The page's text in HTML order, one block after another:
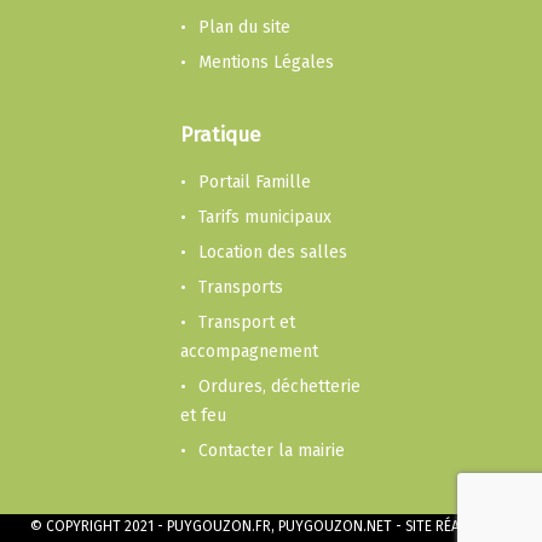
Plan du site
Mentions Légales
Pratique
Portail Famille
Tarifs municipaux
Location des salles
Transports
Transport et
accompagnement
Ordures, déchetterie
et feu
Contacter la mairie
© COPYRIGHT 2021 - PUYGOUZON.FR, PUYGOUZON.NET - SITE RÉALISÉ PAR